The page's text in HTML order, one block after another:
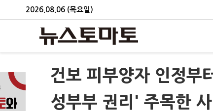
2026.08.06 (목요일)
건보 피부양자 인정부
성부부 권리' 주목한